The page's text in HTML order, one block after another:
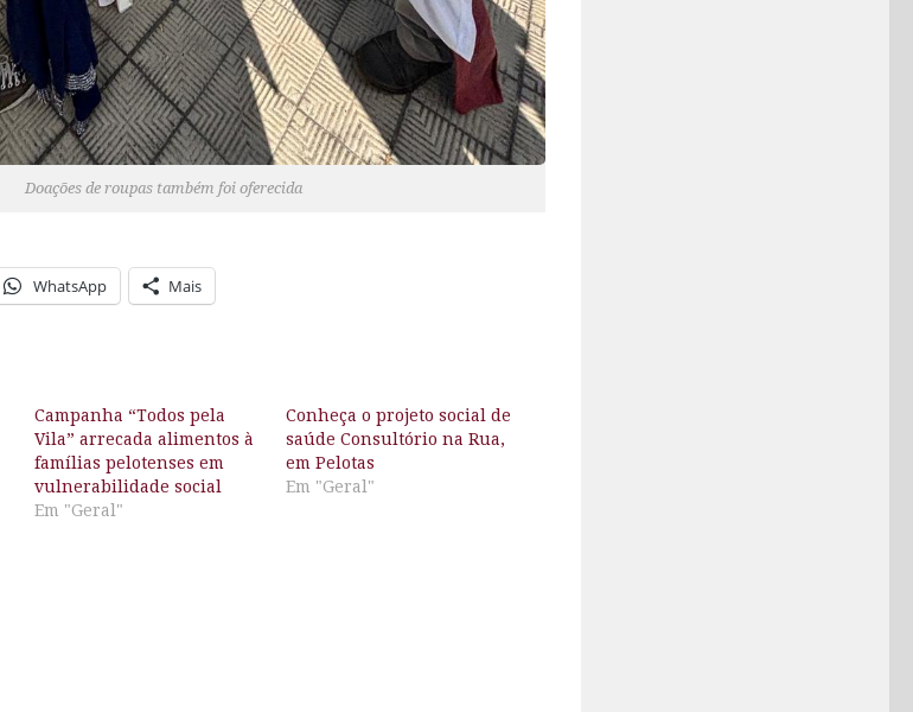
Doações de roupas também foi oferecida
WhatsApp Mais
Campanha “Todos pela
Vila” arrecada alimentos à
famílias pelotenses em
vulnerabilidade social
Em "Geral"
Conheça o projeto social de
saúde Consultório na Rua,
em Pelotas
Em "Geral"